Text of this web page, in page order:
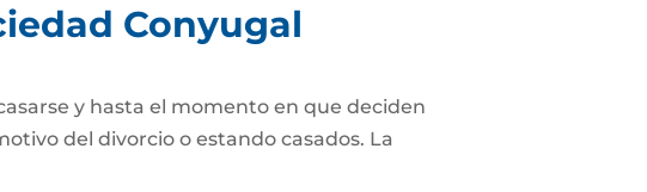
Conyugal
y hasta el momento en que deciden
del divorcio o estando casados. La